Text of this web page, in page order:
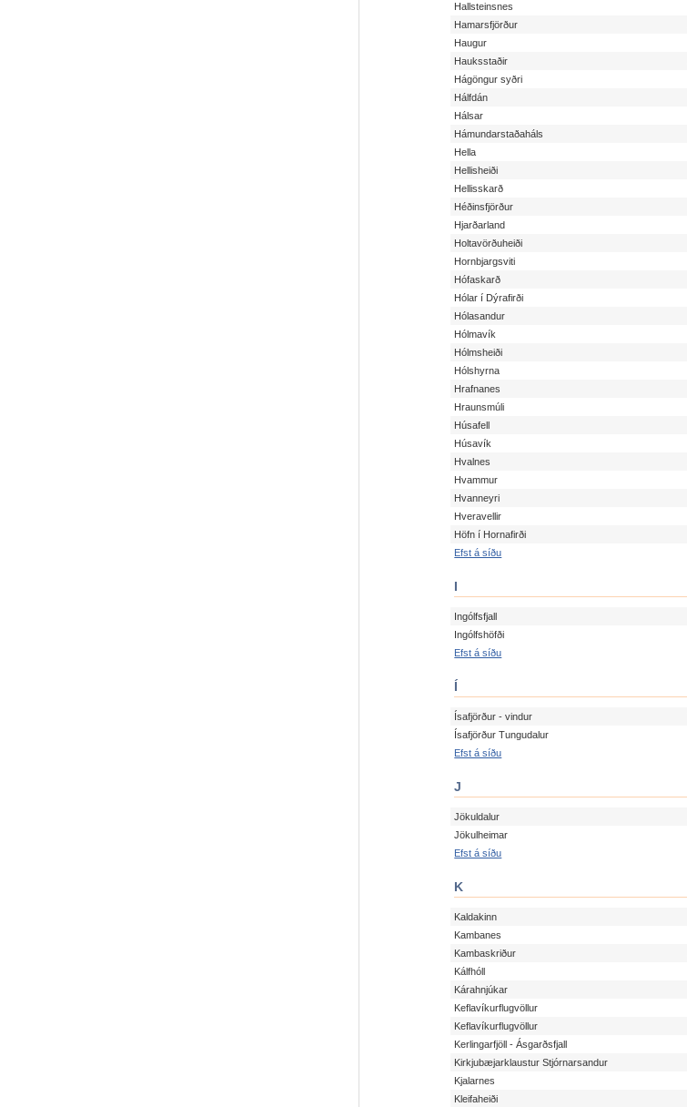
Hallsteinsnes
Hamarsfjörður
Haugur
Hauksstaðir
Hágöngur syðri
Hálfdán
Hálsar
Hámundarstaðaháls
Hella
Hellisheiði
Hellisskarð
Héðinsfjörður
Hjarðarland
Holtavörðuheiði
Hornbjargsviti
Hófaskarð
Hólar í Dýrafirði
Hólasandur
Hólmavík
Hólmsheiði
Hólshyrna
Hrafnanes
Hraunsmúli
Húsafell
Húsavík
Hvalnes
Hvammur
Hvanneyri
Hveravellir
Höfn í Hornafirði
Efst á síðu
Ingólfsfjall
Ingólfshöfði
Efst á síðu
Ísafjörður - vindur
Ísafjörður Tungudalur
Efst á síðu
J
Jökuldalur
Jökulheimar
Efst á síðu
K
Kaldakinn
Kambanes
Kambaskriður
Kálfhóll
Kárahnjúkar
Keflavíkurflugvöllur
Keflavíkurflugvöllur
Kerlingarfjöll - Ásgarðsfjall
Kirkjubæjarklaustur Stjórnarsandur
Kjalarnes
Kleifaheiði